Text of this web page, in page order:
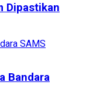
Dipastikan
Bandara